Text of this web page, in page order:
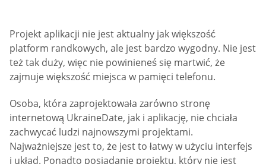
Projekt aplikacji nie jest aktualny jak większość
platform randkowych, ale jest bardzo wygodny. Nie jest
też tak duży, więc nie powinieneś się martwić, że
zajmuje większość miejsca w pamięci telefonu.
Osoba, która zaprojektowała zarówno stronę
internetową UkraineDate, jak i aplikację, nie chciała
zachwycać ludzi najnowszymi projektami.
Najważniejsze jest to, że jest to łatwy w użyciu interfejs
i układ. Ponadto posiadanie projektu, który nie jest